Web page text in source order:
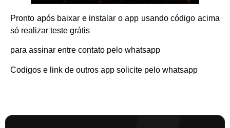
Pronto após baixar e instalar o app usando código acima
só realizar teste grátis
para assinar entre contato pelo whatsapp
Codigos e link de outros app solicite pelo whatsapp